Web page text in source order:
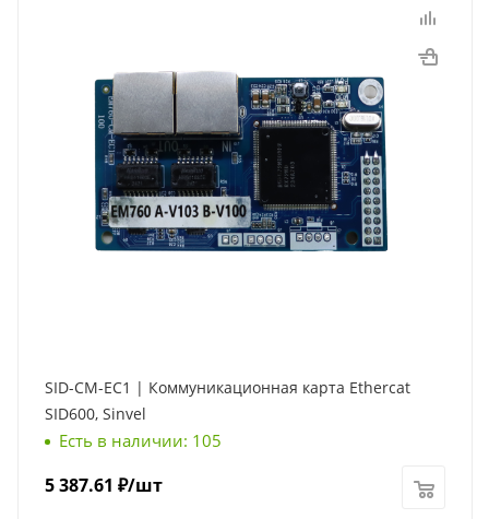
SID-CM-EC1 | Коммуникационная карта Ethercat
SID600, Sinvel
Есть в наличии: 105
5 387.61 ₽/шт